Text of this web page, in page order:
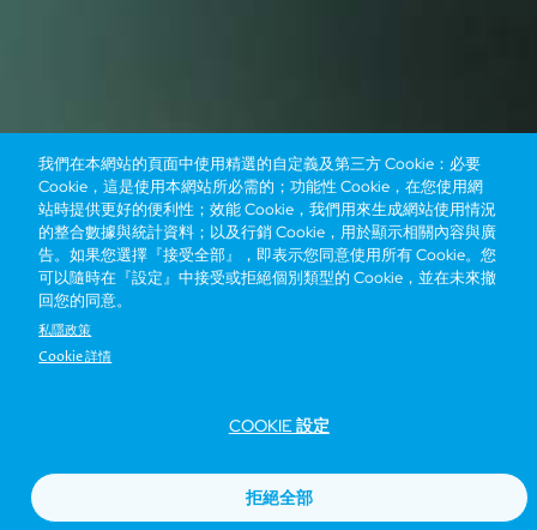
可持續發展項目
我們在本網站的頁面中使用精選的自定義及第三方 Cookie：必要
Cookie，這是使用本網站所必需的；功能性 Cookie，在您使用網
站時提供更好的便利性；效能 Cookie，我們用來生成網站使用情況
的整合數據與統計資料；以及行銷 Cookie，用於顯示相關內容與廣
告。如果您選擇『接受全部』，即表示您同意使用所有 Cookie。您
可以隨時在『設定』中接受或拒絕個別類型的 Cookie，並在未來撤
回您的同意。
私隱政策
Cookie 詳情
COOKIE 設定
拒絕全部